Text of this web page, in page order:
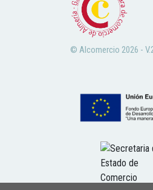
© Alcomercio 2026 -